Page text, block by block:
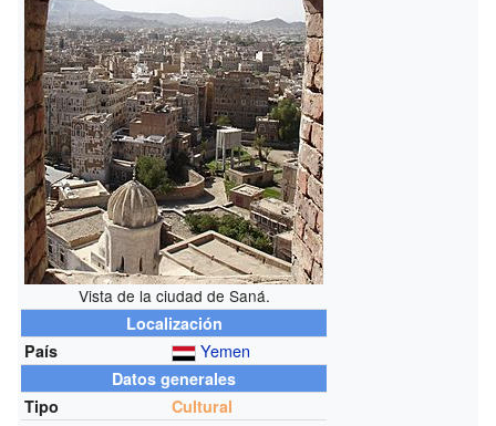
Vista de la ciudad de Saná.
Localización
País
Yemen
Datos generales
Tipo
Cultural